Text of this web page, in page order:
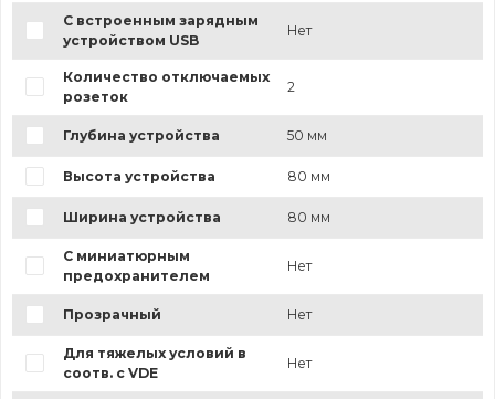
С встроенным зарядным
устройством USB
Нет
Количество отключаемых
розеток
2
Глубина устройства 50 мм
Высота устройства 80 мм
Ширина устройства 80 мм
С миниатюрным
предохранителем
Нет
Прозрачный Нет
Для тяжелых условий в
соотв. с VDE
Нет